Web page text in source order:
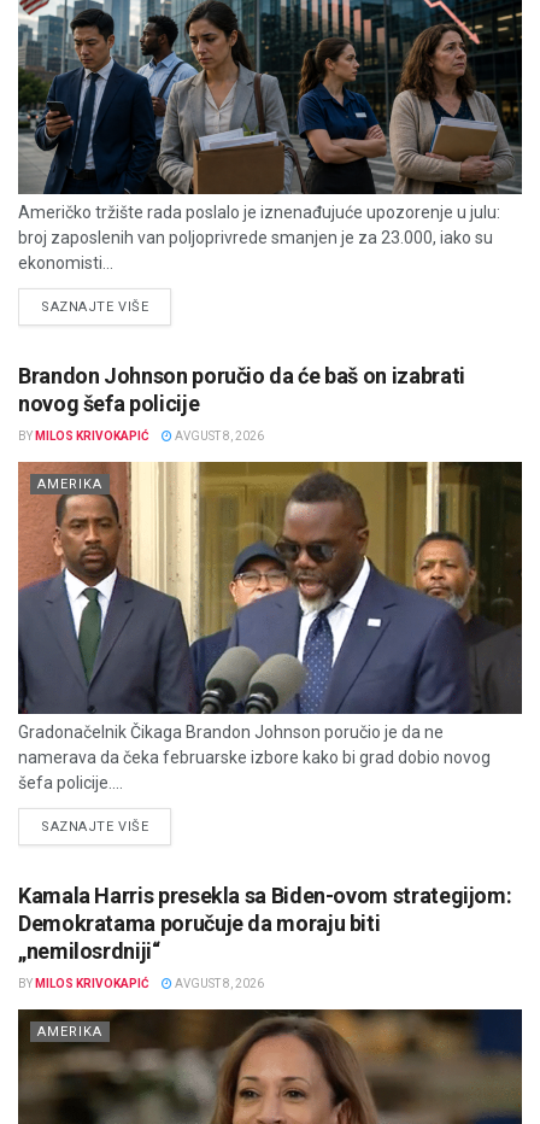
Američko tržište rada poslalo je iznenađujuće upozorenje u julu:
broj zaposlenih van poljoprivrede smanjen je za 23.000, iako su
ekonomisti...
SAZNAJTE VIŠEDETAILS
Brandon Johnson poručio da će baš on izabrati
novog šefa policije
BY MILOS KRIVOKAPIĆ AVGUST 8, 2026
AMERIKA
Gradonačelnik Čikaga Brandon Johnson poručio je da ne
namerava da čeka februarske izbore kako bi grad dobio novog
šefa policije....
SAZNAJTE VIŠEDETAILS
Kamala Harris presekla sa Biden-ovom strategijom:
Demokratama poručuje da moraju biti
„nemilosrdniji“
BY MILOS KRIVOKAPIĆ AVGUST 8, 2026
AMERIKA